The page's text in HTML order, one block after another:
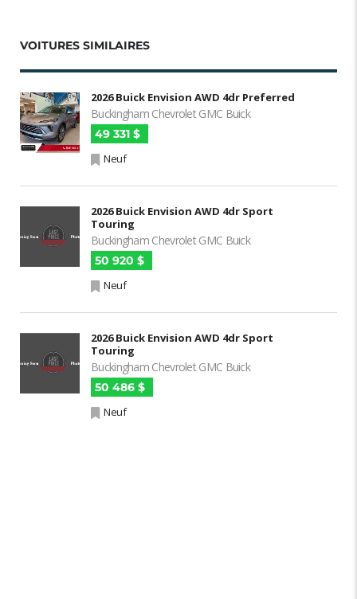
VOITURES SIMILAIRES
2026 Buick Envision AWD 4dr Preferred
Buckingham Chevrolet GMC Buick
49 331 $
Neuf
2026 Buick Envision AWD 4dr Sport
Touring
Buckingham Chevrolet GMC Buick
50 920 $
Neuf
2026 Buick Envision AWD 4dr Sport
Touring
Buckingham Chevrolet GMC Buick
50 486 $
Neuf